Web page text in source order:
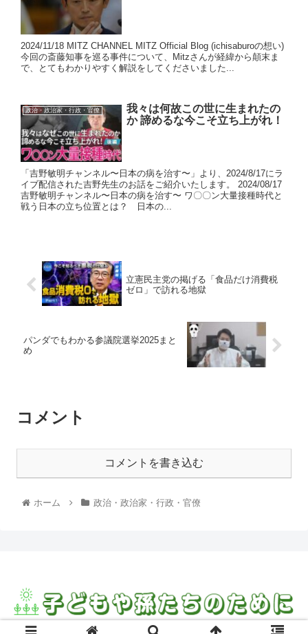
2024/11/18 MITZ CHANNEL MITZ Official Blog (ichisaburoの想い)
今回の斎藤知事を巡る事件について、Mitzさんが経緯から顛末ま
で、とてもわかりやすく解説をしてくださいました...
政治・政治家・行政・官僚
我々は何故この世に生まれたの
か 諦めるな今こそ立ち上がれ！
「吉野敏明チャンネル〜日本の病を治す〜」より、2024/8/17にラ
イブ配信された吉野先生のお話をご紹介いたします。 2024/08/17
吉野敏明チャンネル〜日本の病を治す〜 ワ〇〇ン大量接種時代と
戦う日本の立ち位置とは？ 日本の...
立憲民主党の掲げる「食品だけ消費税
ゼロ」で訪れる地獄
パンダでもわかる参議院選挙2025まと
め
コメント
コメントを書き込む
ホーム 政治・政治家・行政・官僚